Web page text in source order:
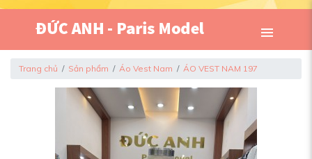
Trang chủ Sản phẩm Áo Vest Nam ÁO VEST NAM 197